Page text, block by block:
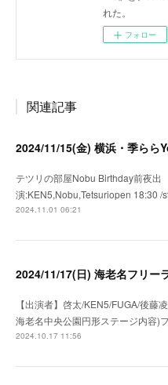
れた。
フォロー
関連記事
2024/11/15(金) 横浜・季らら
テツリの部屋Nobu Birthday前夜出
演:KEN5,Nobu,Tetsuriopen 18:30
2024.11.01 06:21
2024/11/17(日) 海老名フリー
【出演者】啓太/KEN5/FUGA/後藤
海老名中央公園円形ステージ内容)
2024.10.17 11:56